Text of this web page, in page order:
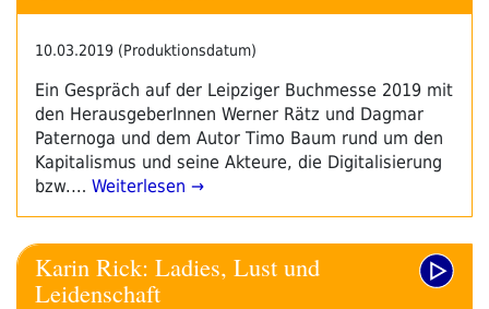
10.03.2019 (Produktionsdatum)
Ein Gespräch auf der Leipziger Buchmesse 2019 mit
den HerausgeberInnen Werner Rätz und Dagmar
Paternoga und dem Autor Timo Baum rund um den
Kapitalismus und seine Akteure, die Digitalisierung
bzw.… Weiterlesen →
Karin Rick: Ladies, Lust und
Leidenschaft